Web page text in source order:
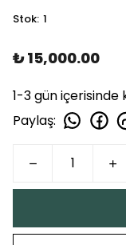
Stok: 1
₺ 15,000.00
1-3 gün içerisinde
Paylaş: